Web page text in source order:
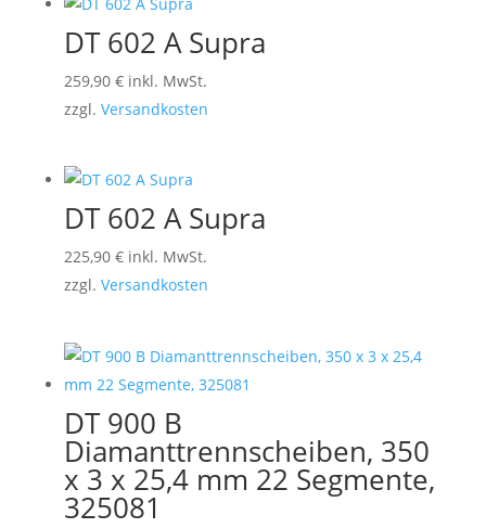
DT 602 A Supra
259,90 € inkl. MwSt.
zzgl. Versandkosten
DT 602 A Supra
225,90 € inkl. MwSt.
zzgl. Versandkosten
DT 900 B
Diamanttrennscheiben, 350
x 3 x 25,4 mm 22 Segmente,
325081